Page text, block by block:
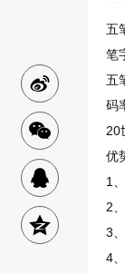
五
笔
五
码
20
优
1
2
3
4